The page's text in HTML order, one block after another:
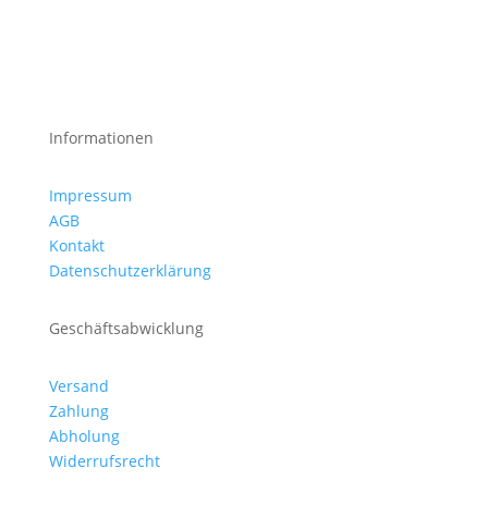
Informationen
Impressum
AGB
Kontakt
Datenschutzerklärung
Geschäftsabwicklung
Versand
Zahlung
Abholung
Widerrufsrecht